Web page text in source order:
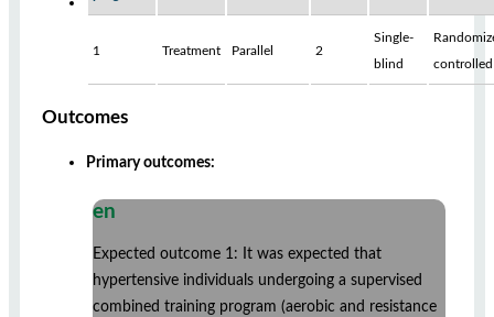
1 Treatment Parallel 2
Single-
blind
controlled
Outcomes
Primary outcomes:
en
Expected outcome 1: It was expected that
hypertensive individuals undergoing a supervised
combined training program (aerobic and resistance